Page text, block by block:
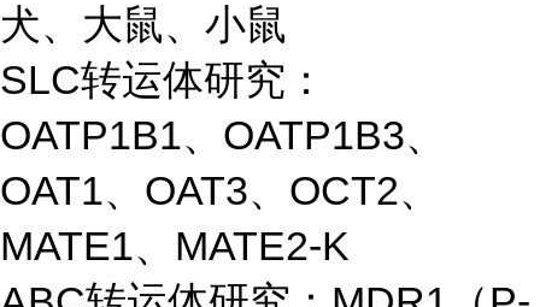
犬、大鼠、小鼠
SLC转运体研究：
OATP1B1、OATP1B3、
OAT1、OAT3、OCT2、
MATE1、MATE2-K